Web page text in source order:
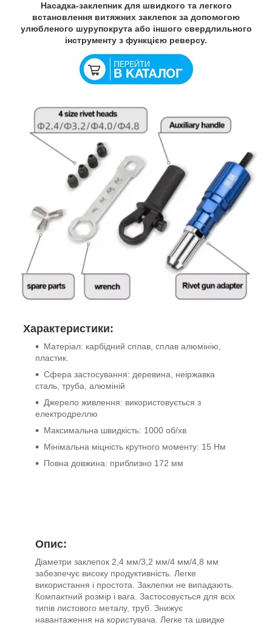
Насадка-заклепник для швидкого та легкого
встановлення витяжних заклепок за допомогою
улюбленого шурупокрута або іншого свердлильного
інструменту з функцією реверсу.
Характеристики:
Матеріал: карбідний сплав, сплав алюмінію,
пластик.
Сфера застосування: деревина, неіржавка
сталь, труба, алюміній
Джерело живлення: використовується з
електродреллю
Максимальна швидкість: 1000 об/хв
Мінімальна міцність крутного моменту: 15 Нм
Повна довжина: приблизно 172 мм
Опис:
Діаметри заклепок 2,4 мм/3,2 мм/4 мм/4,8 мм
забезпечує високу продуктивність. Легке
використання і простота. Заклепки не випадають.
Компактний розмір і вага. Застосовується для всіх
типів листового металу, труб. Знижує
навантаження на користувача. Легке та швидке